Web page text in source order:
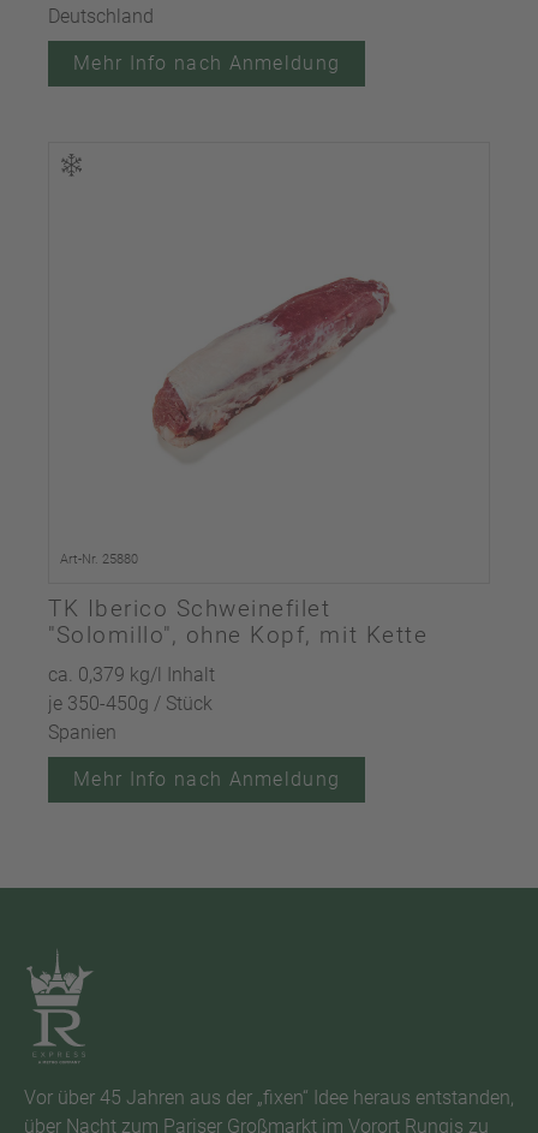
Deutschland
Mehr Info nach Anmeldung
Art-Nr. 25880
TK Iberico Schweinefilet
"Solomillo", ohne Kopf, mit Kette
ca. 0,379 kg/l Inhalt
je 350-450g / Stück
Spanien
Mehr Info nach Anmeldung
Vor über 45 Jahren aus der „fixen“ Idee heraus entstanden,
über Nacht zum Pariser Großmarkt im Vorort Rungis zu